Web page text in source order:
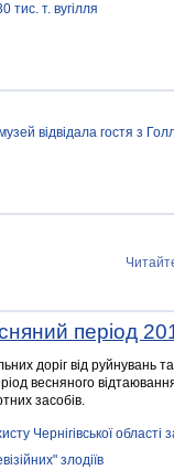
тис. т. вугілля
відвідала гостя з
період
доріг від руйнувань
весняного
засобів.
Чернігівської області
злодіїв